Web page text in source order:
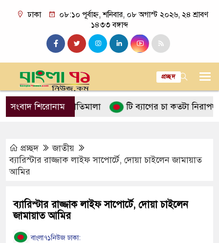
ঢাকা
০৮:১০ পূর্বাহ্ন, শনিবার, ০৮ অগাস্ট ২০২৬, ২৪ শ্রাবণ
১৪৩৩ বঙ্গাব্দ
প্রচ্ছদ
সংবাদ শিরোনাম
ইসলামের নীতিমালা টি ব্যাগের চা কতটা নিরাপদ
প্রচ্ছদ
জাতীয়
ব্যারিস্টার রাজ্জাক লাইফ সাপোর্টে, দোয়া চাইলেন জামায়াত
আমির
ব্যারিস্টার রাজ্জাক লাইফ সাপোর্টে, দোয়া চাইলেন
জামায়াত আমির
বাংলা৭১নিউজ ঢাকা: